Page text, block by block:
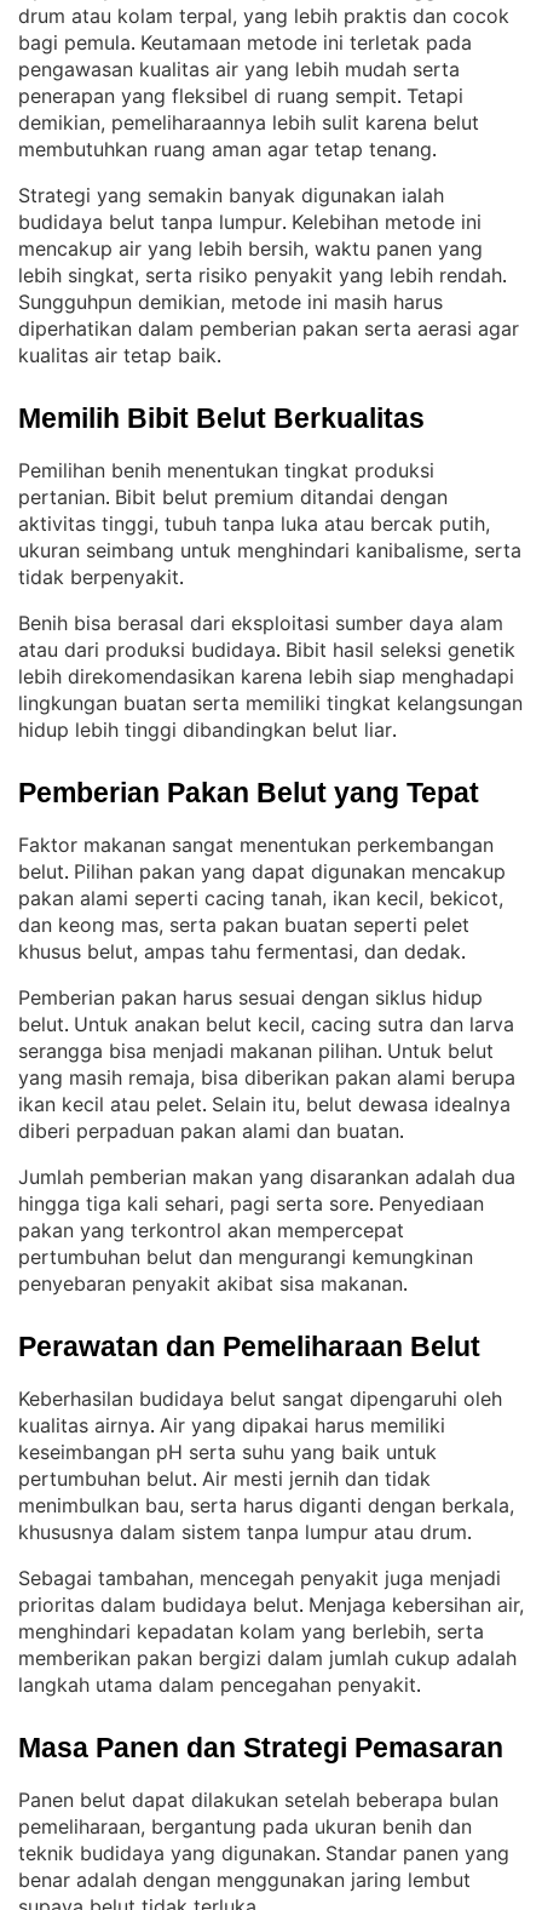
drum atau kolam terpal, yang lebih praktis dan cocok
bagi pemula. Keutamaan metode ini terletak pada
pengawasan kualitas air yang lebih mudah serta
penerapan yang fleksibel di ruang sempit. Tetapi
demikian, pemeliharaannya lebih sulit karena belut
membutuhkan ruang aman agar tetap tenang.
Strategi yang semakin banyak digunakan ialah
budidaya belut tanpa lumpur. Kelebihan metode ini
mencakup air yang lebih bersih, waktu panen yang
lebih singkat, serta risiko penyakit yang lebih rendah
Sungguhpun demikian, metode ini masih harus
diperhatikan dalam pemberian pakan serta aerasi agar
kualitas air tetap baik.
Memilih Bibit Belut Berkualitas
Pemilihan benih menentukan tingkat produksi
pertanian. Bibit belut premium ditandai dengan
aktivitas tinggi, tubuh tanpa luka atau bercak putih,
ukuran seimbang untuk menghindari kanibalisme, serta
tidak berpenyakit.
Benih bisa berasal dari eksploitasi sumber daya alam
atau dari produksi budidaya. Bibit hasil seleksi genetik
lebih direkomendasikan karena lebih siap menghadapi
lingkungan buatan serta memiliki tingkat kelangsungan
hidup lebih tinggi dibandingkan belut liar.
Pemberian Pakan Belut yang Tepat
Faktor makanan sangat menentukan perkembangan
belut. Pilihan pakan yang dapat digunakan mencakup
pakan alami seperti cacing tanah, ikan kecil, bekicot,
dan keong mas, serta pakan buatan seperti pelet
khusus belut, ampas tahu fermentasi, dan dedak.
Pemberian pakan harus sesuai dengan siklus hidup
belut. Untuk anakan belut kecil, cacing sutra dan larva
serangga bisa menjadi makanan pilihan. Untuk belut
yang masih remaja, bisa diberikan pakan alami berupa
ikan kecil atau pelet. Selain itu, belut dewasa idealnya
diberi perpaduan pakan alami dan buatan.
Jumlah pemberian makan yang disarankan adalah dua
hingga tiga kali sehari, pagi serta sore. Penyediaan
pakan yang terkontrol akan mempercepat
pertumbuhan belut dan mengurangi kemungkinan
penyebaran penyakit akibat sisa makanan.
Perawatan dan Pemeliharaan Belut
Keberhasilan budidaya belut sangat dipengaruhi oleh
kualitas airnya. Air yang dipakai harus memiliki
keseimbangan pH serta suhu yang baik untuk
pertumbuhan belut. Air mesti jernih dan tidak
menimbulkan bau, serta harus diganti dengan berkala,
khususnya dalam sistem tanpa lumpur atau drum.
Sebagai tambahan, mencegah penyakit juga menjadi
prioritas dalam budidaya belut. Menjaga kebersihan air,
menghindari kepadatan kolam yang berlebih, serta
memberikan pakan bergizi dalam jumlah cukup adalah
langkah utama dalam pencegahan penyakit.
Masa Panen dan Strategi Pemasaran
Panen belut dapat dilakukan setelah beberapa bulan
pemeliharaan, bergantung pada ukuran benih dan
teknik budidaya yang digunakan. Standar panen yang
benar adalah dengan menggunakan jaring lembut